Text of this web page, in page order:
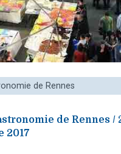
de Rennes
de Rennes /
2017